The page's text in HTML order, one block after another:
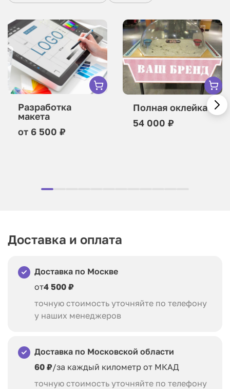
Разработка
макета
от 6 500 ₽
Полная оклейка
54 000 ₽
Доставка и оплата
Доставка по Москве
от4 500 ₽
точную стоимость уточняйте по телефону
у наших менеджеров
Доставка по Московской области
60 ₽/за каждый километр от МКАД
точную стоимость уточняйте по телефону